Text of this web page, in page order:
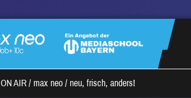
ON AIR / max neo / neu, frisch, anders!